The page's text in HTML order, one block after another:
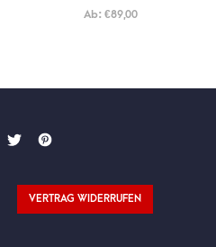
Ab: €89,00
VERTRAG WIDERRUFEN